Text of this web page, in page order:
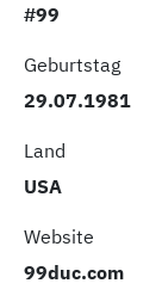
#99
Geburtstag
29.07.1981
Land
USA
Website
99duc.com